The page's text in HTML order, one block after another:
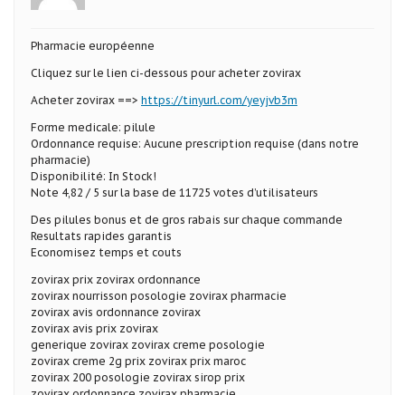
Pharmacie européenne
Cliquez sur le lien ci-dessous pour acheter zovirax
Acheter zovirax ==> https://tinyurl.com/yeyjvb3m
Forme medicale: pilule
Ordonnance requise: Aucune prescription requise (dans notre
pharmacie)
Disponibilité: In Stock!
Note 4,82 / 5 sur la base de 11725 votes d’utilisateurs
Des pilules bonus et de gros rabais sur chaque commande
Resultats rapides garantis
Economisez temps et couts
zovirax prix zovirax ordonnance
zovirax nourrisson posologie zovirax pharmacie
zovirax avis ordonnance zovirax
zovirax avis prix zovirax
generique zovirax zovirax creme posologie
zovirax creme 2g prix zovirax prix maroc
zovirax 200 posologie zovirax sirop prix